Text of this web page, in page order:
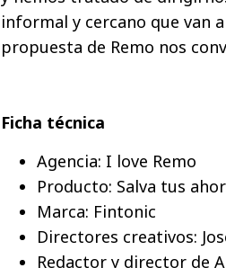
informal y cercano que van
propuesta de Remo nos
Ficha técnica
Agencia: I love Remo
Producto: Salva tus
Marca: Fintonic
Directores creativos:
Redactor y director de